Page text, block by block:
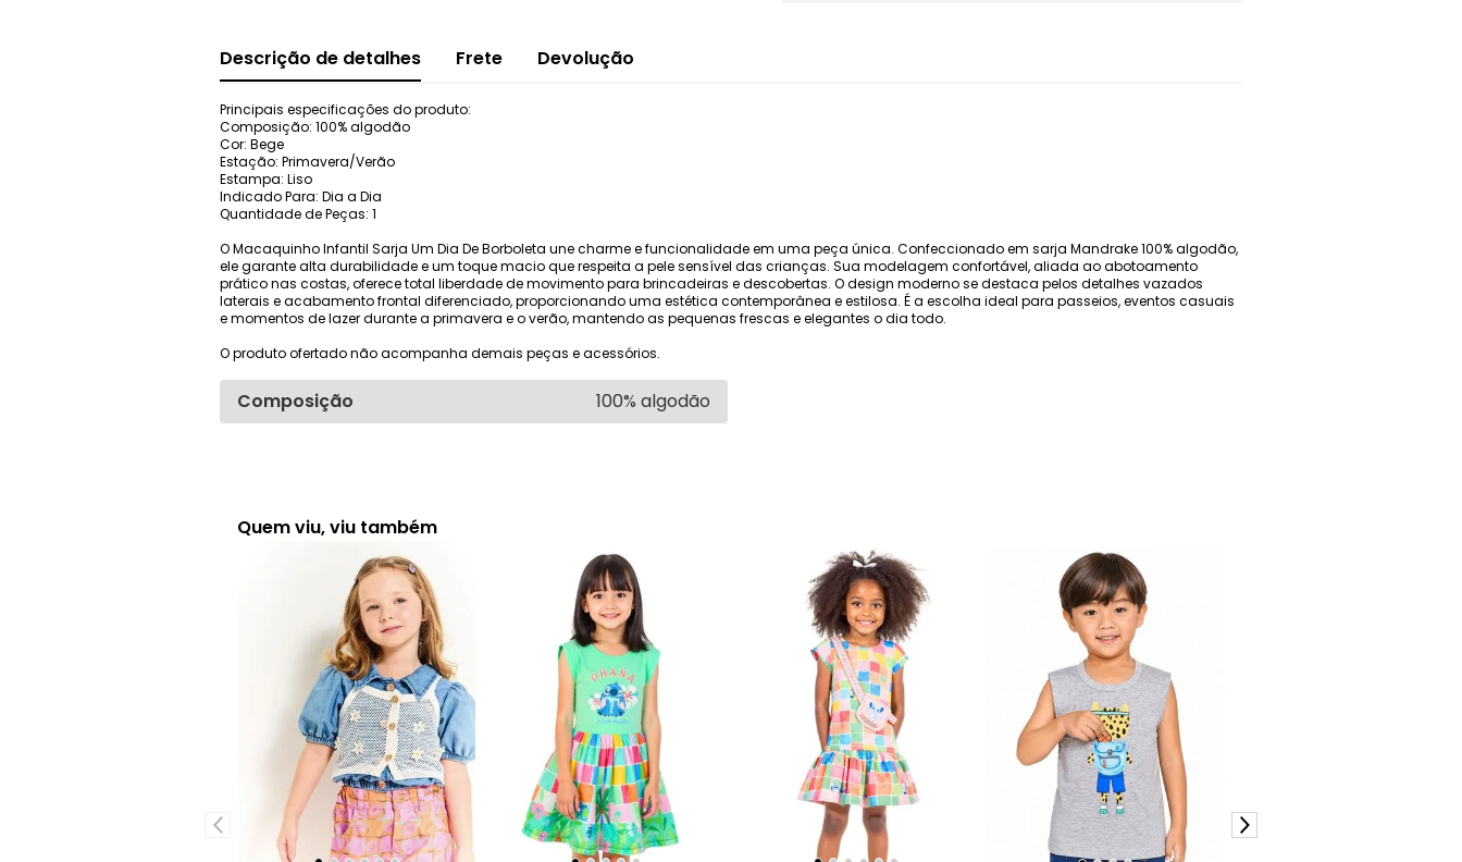
Descrição de detalhes Frete Devolução
Principais especificações do produto:
Composição: 100% algodão
Cor: Bege
Estação: Primavera/Verão
Estampa: Liso
Indicado Para: Dia a Dia
Quantidade de Peças: 1
O Macaquinho Infantil Sarja Um Dia De Borboleta une charme e funcionalidade em uma peça única. Confeccionado em sarja Mandrake 100% algodão,
ele garante alta durabilidade e um toque macio que respeita a pele sensível das crianças. Sua modelagem confortável, aliada ao abotoamento
prático nas costas, oferece total liberdade de movimento para brincadeiras e descobertas. O design moderno se destaca pelos detalhes vazados
laterais e acabamento frontal diferenciado, proporcionando uma estética contemporânea e estilosa. É a escolha ideal para passeios, eventos casuais
e momentos de lazer durante a primavera e o verão, mantendo as pequenas frescas e elegantes o dia todo.
O produto ofertado não acompanha demais peças e acessórios.
Composição 100% algodão
Quem viu, viu também